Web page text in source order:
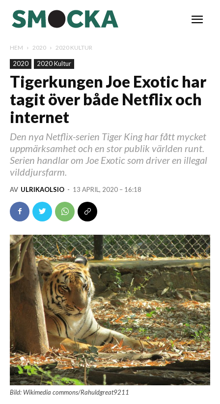
HEM 2020 2020 KULTUR
2020 2020 Kultur
Tigerkungen Joe Exotic har
tagit över både Netflix och
internet
Den nya Netflix-serien Tiger King har fått mycket
uppmärksamhet och en stor publik världen runt.
Serien handlar om Joe Exotic som driver en illegal
vilddjursfarm.
AV ULRIKAOLSIO - 13 APRIL, 2020 – 16:18
Bild: Wikimedia commons/Rahuldgreat9211